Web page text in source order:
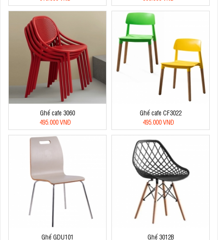
Ghế cafe 3060
495.000 VNĐ
Ghế cafe CF3022
495.000 VNĐ
Ghế GDU101
Ghế 3012B